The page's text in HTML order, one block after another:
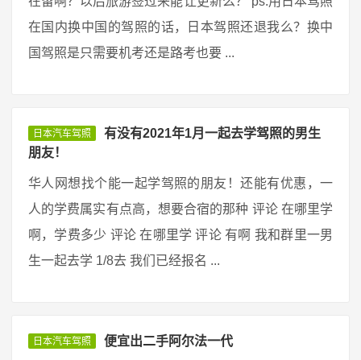
在国内换中国的驾照的话，日本驾照还退我么？换中
国驾照是只需要机考还是路考也要 ...
日本汽车驾照
有没有2021年1月一起去学驾照的男生
朋友！
华人网想找个能一起学驾照的朋友！还能有优惠，一
人的学费属实有点高，想要合宿的那种 评论 在哪里学
啊，学费多少 评论 在哪里学 评论 有啊 我和群里一男
生一起去学 1/8去 我们已经报名 ...
日本汽车驾照 便宜出二手阿尔法一代